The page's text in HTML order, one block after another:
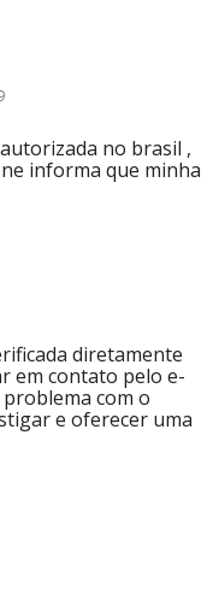
no brasil ,
informa que minha
diretamente
em contato pelo e-
com o
e oferecer uma